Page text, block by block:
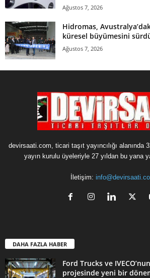
Ağustos 7, 2026
Hidromas,
küresel büyümesini
Ağustos 7, 2026
devirsaati.com, ticari taşıt yayıncılığı alanında
yayın kurulu üyeleriyle 27 yıldan bu yana
İletişim:
DAHA FAZLA HABER
Ford Trucks ve
projesinde yeni bir